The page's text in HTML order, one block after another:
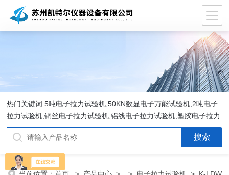
热门关键词:5吨电子拉力试验机,50KN数显电子万能试验机,2吨电子
拉力试验机,铜丝电子拉力试验机,铝线电子拉力试验机,塑胶电子拉力
试验机.